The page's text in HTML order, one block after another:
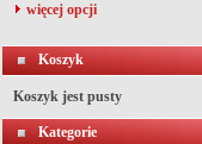
więcej opcji
Koszyk
Koszyk jest pusty
Kategorie